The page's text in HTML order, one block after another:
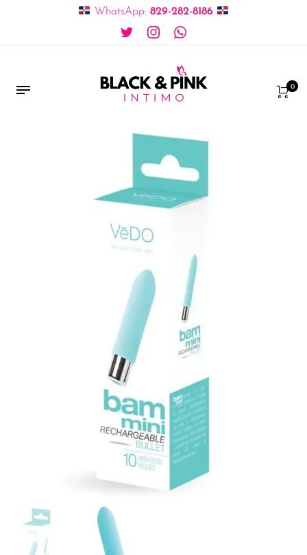
WhatsApp: 829-282-8186
0